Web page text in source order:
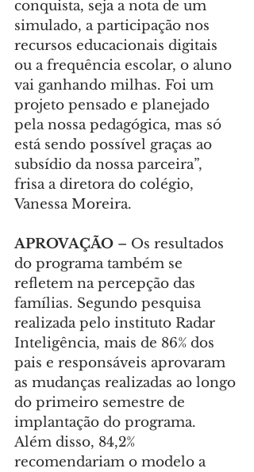
conquista, seja a nota de um
simulado, a participação nos
recursos educacionais digitais
ou a frequência escolar, o aluno
vai ganhando milhas. Foi um
projeto pensado e planejado
pela nossa pedagógica, mas só
está sendo possível graças ao
subsídio da nossa parceira”,
frisa a diretora do colégio,
Vanessa Moreira.
APROVAÇÃO – Os resultados
do programa também se
refletem na percepção das
famílias. Segundo pesquisa
realizada pelo instituto Radar
Inteligência, mais de 86% dos
pais e responsáveis aprovaram
as mudanças realizadas ao longo
do primeiro semestre de
implantação do programa.
Além disso, 84,2%
recomendariam o modelo a